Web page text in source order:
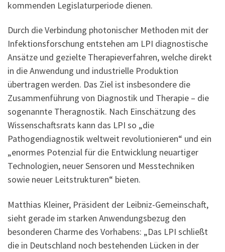
kommenden Legislaturperiode dienen.
Durch die Verbindung photonischer Methoden mit der
Infektionsforschung entstehen am LPI diagnostische
Ansätze und gezielte Therapieverfahren, welche direkt
in die Anwendung und industrielle Produktion
übertragen werden. Das Ziel ist insbesondere die
Zusammenführung von Diagnostik und Therapie – die
sogenannte Theragnostik. Nach Einschätzung des
Wissenschaftsrats kann das LPI so „die
Pathogendiagnostik weltweit revolutionieren“ und ein
„enormes Potenzial für die Entwicklung neuartiger
Technologien, neuer Sensoren und Messtechniken
sowie neuer Leitstrukturen“ bieten.
Matthias Kleiner, Präsident der Leibniz-Gemeinschaft,
sieht gerade im starken Anwendungsbezug den
besonderen Charme des Vorhabens: „Das LPI schließt
die in Deutschland noch bestehenden Lücken in der